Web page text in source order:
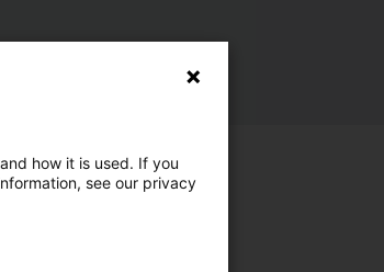
how it is used. If you
see our privacy